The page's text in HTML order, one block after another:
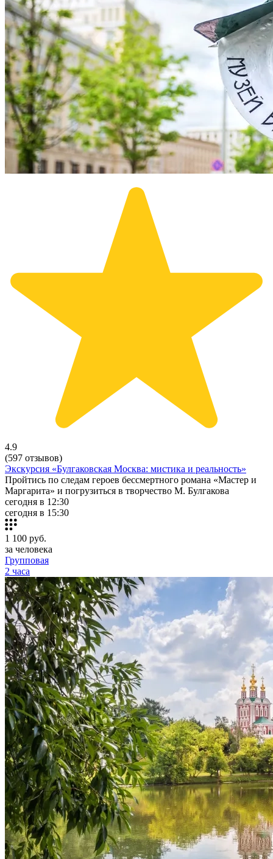
4.9
(597 отзывов)
Экскурсия «Булгаковская Москва: мистика и реальность»
Пройтись по следам героев бессмертного романа «Мастер и
Маргарита» и погрузиться в творчество М. Булгакова
сегодня в 12:30
сегодня в 15:30
1 100 руб.
за человека
Групповая
2 часа